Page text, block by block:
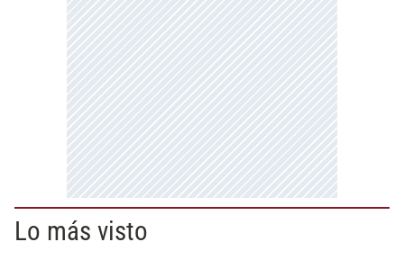
Lo más visto